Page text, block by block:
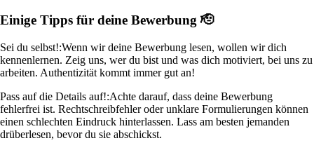
Einige Tipps für deine Bewerbung 🫡
Sei du selbst!:Wenn wir deine Bewerbung lesen, wollen wir dich
kennenlernen. Zeig uns, wer du bist und was dich motiviert, bei uns zu
arbeiten. Authentizität kommt immer gut an!
Pass auf die Details auf!:Achte darauf, dass deine Bewerbung
fehlerfrei ist. Rechtschreibfehler oder unklare Formulierungen können
einen schlechten Eindruck hinterlassen. Lass am besten jemanden
drüberlesen, bevor du sie abschickst.